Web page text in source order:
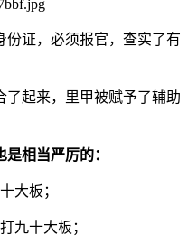
份证，必须报官，查实了有
了起来，里甲被赋予了辅助
相当严厉的：
大板；
九十大板；